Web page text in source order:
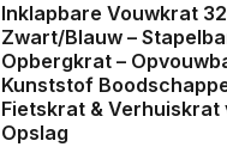
Inklapbare Vouwkrat
Zwart/Blauw –
Opbergkrat –
Kunststof
Fietskrat & Verhuiskrat
Opslag